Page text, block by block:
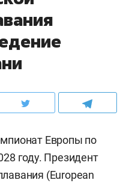
Европы по
году. Президент
(European